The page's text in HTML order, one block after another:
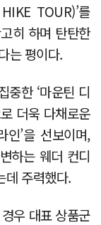
TOUR)’를
히 하며 탄탄한
는 평이다.
중한 ‘마운틴 디
더욱 다채로운
인’을 선보이며,
하는 웨더 컨디
데 주력했다.
우 대표 상품군